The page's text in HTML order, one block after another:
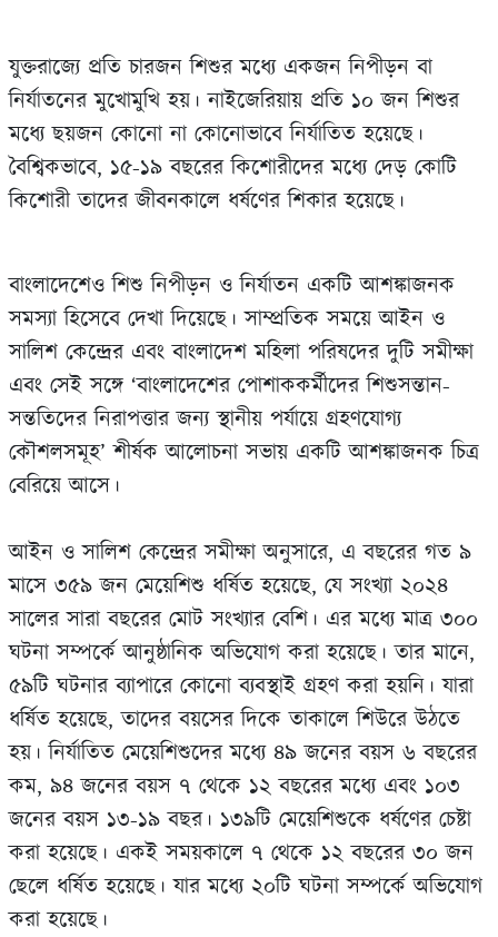
যুক্তরাজ‍্যে প্রতি চারজন শিশুর মধ‍্যে একজন নিপীড়ন বা
নির্যাতনের মুখোমুখি হয়। নাইজেরিয়ায় প্রতি ১০ জন শিশুর
মধ‍্যে ছয়জন কোনো না কোনোভাবে নির্যাতিত হয়েছে।
বৈশ্বিকভাবে, ১৫-১৯ বছরের কিশোরীদের মধ‍্যে দেড় কোটি
কিশোরী তাদের জীবনকালে ধর্ষণের শিকার হয়েছে।
বাংলাদেশেও শিশু নিপীড়ন ও নির্যাতন একটি আশঙ্কাজনক
সমস‍্যা হিসেবে দেখা দিয়েছে। সাম্প্রতিক সময়ে আইন ও
সালিশ কেন্দ্রের এবং বাংলাদেশ মহিলা পরিষদের দুটি সমীক্ষা
এবং সেই সঙ্গে ‘বাংলাদেশের পোশাককর্মীদের শিশুসন্তান-
সন্ততিদের নিরাপত্তার জন‍্য স্থানীয় পর্যায়ে গ্রহণযোগ‍্য
কৌশলসমূহ’ শীর্ষক আলোচনা সভায় একটি আশঙ্কাজনক চিত্র
বেরিয়ে আসে।
আইন ও সালিশ কেন্দ্রের সমীক্ষা অনুসারে, এ বছরের গত ৯
মাসে ৩৫৯ জন মেয়েশিশু ধর্ষিত হয়েছে, যে সংখ্যা ২০২৪
সালের সারা বছরের মোট সংখ‍্যার বেশি। এর মধ‍্যে মাত্র ৩০০
ঘটনা সম্পর্কে আনুষ্ঠানিক অভিযোগ করা হয়েছে। তার মানে,
৫৯টি ঘটনার ব‍্যাপারে কোনো ব‍্যবস্থাই গ্রহণ করা হয়নি। যারা
ধর্ষিত হয়েছে, তাদের বয়সের দিকে তাকালে শিউরে উঠতে
হয়। নির্যাতিত মেয়েশিশুদের মধ‍্যে ৪৯ জনের বয়স ৬ বছরের
কম, ৯৪ জনের বয়স ৭ থেকে ১২ বছরের মধ‍্যে এবং ১০৩
জনের বয়স ১৩-১৯ বছর। ১৩৯টি মেয়েশিশুকে ধর্ষণের চেষ্টা
করা হয়েছে। একই সময়কালে ৭ থেকে ১২ বছরের ৩০ জন
ছেলে ধর্ষিত হয়েছে। যার মধ্যে ২০টি ঘটনা সম্পর্কে অভিযোগ
করা হয়েছে।